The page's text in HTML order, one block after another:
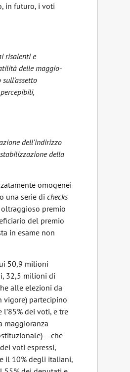
in futuro, i voti
risalenti e
delle maggio­
dell’indirizzo
della
omogenei
una serie dichecks
premio
del premio
in esame non
50,9 milioni
32,5 milioni di
alle elezioni da
vigore) partecipino
dei voti, e tre
maggioranza
– che
voti espressi,
il 10% degli italiani,